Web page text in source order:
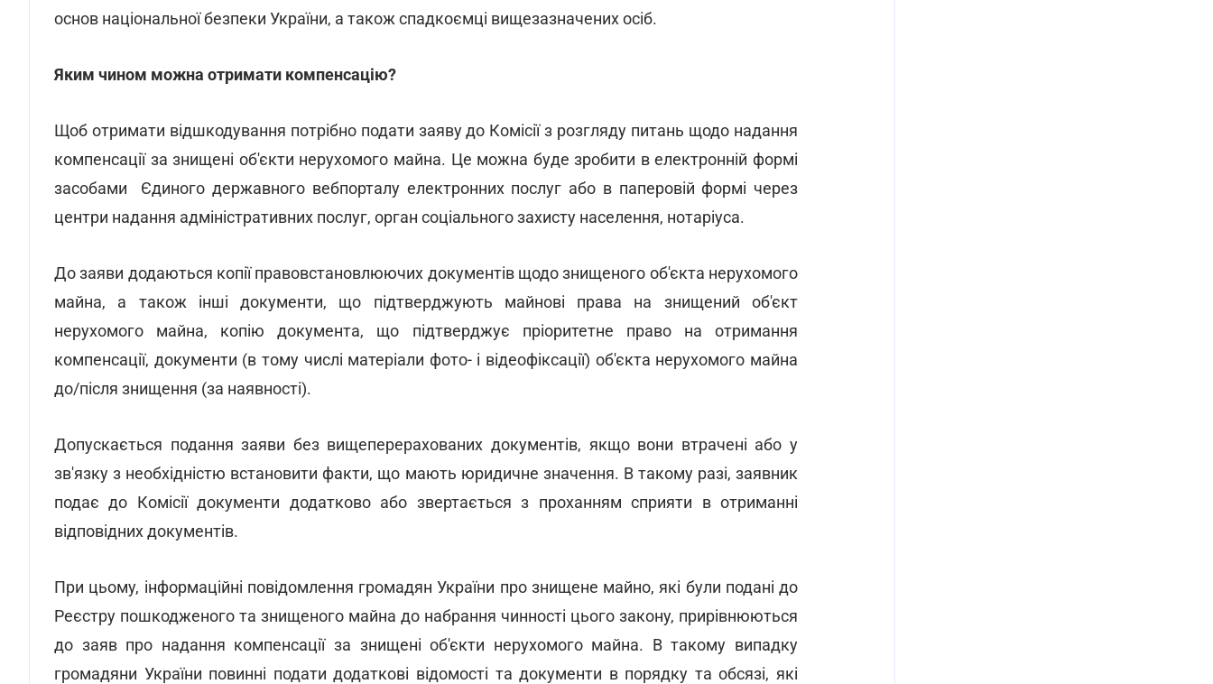
основ національної безпеки України, а також спадкоємці вищезазначених осіб.
Яким чином можна отримати компенсацію?
Щоб отримати відшкодування потрібно подати заяву до Комісії з розгляду питань щодо надання
компенсації за знищені об'єкти нерухомого майна. Це можна буде зробити в електронній формі
засобами Єдиного державного вебпорталу електронних послуг або в паперовій формі через
центри надання адміністративних послуг, орган соціального захисту населення, нотаріуса.
До заяви додаються копії правовстановлюючих документів щодо знищеного об'єкта нерухомого
майна, а також інші документи, що підтверджують майнові права на знищений об'єкт
нерухомого майна, копію документа, що підтверджує пріоритетне право на отримання
компенсації, документи (в тому числі матеріали фото- і відеофіксації) об'єкта нерухомого майна
до/після знищення (за наявності).
Допускається подання заяви без вищеперерахованих документів, якщо вони втрачені або у
зв'язку з необхідністю встановити факти, що мають юридичне значення. В такому разі, заявник
подає до Комісії документи додатково або звертається з проханням сприяти в отриманні
відповідних документів.
При цьому, інформаційні повідомлення громадян України про знищене майно, які були подані до
Реєстру пошкодженого та знищеного майна до набрання чинності цього закону, прирівнюються
до заяв про надання компенсації за знищені об'єкти нерухомого майна. В такому випадку
громадяни України повинні подати додаткові відомості та документи в порядку та обсязі, які